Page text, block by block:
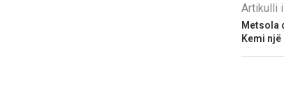
Artikulli
Metsola
Kemi